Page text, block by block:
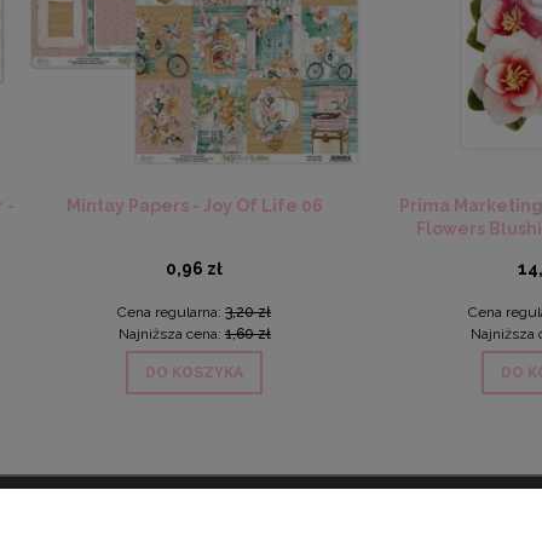
Papers - Joy Of Life 06
Cena regularna:3,20 zł
Najniższa cena:1,60 zł
Prima Marketing -
Flowers Blushing Florals
Cena regularna:28,50 zł
Najniższa cena:17,10 zł